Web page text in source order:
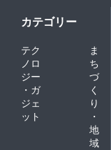
カテゴリー
テク
ノロ
ジー
・ガ
ジェ
ット
ま
ち
づ
く
り
・
地
域